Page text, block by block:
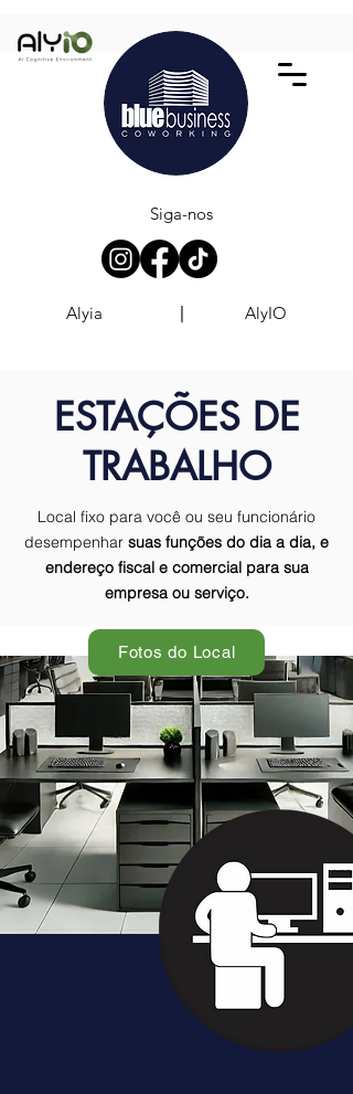
Siga-nos
Alyia AlyIO
ESTAÇÕES DE
TRABALHO
Local fixo para você ou seu funcionário
desempenhar suas funções do dia a dia, e
endereço fiscal e comercial para sua
empresa ou serviço.
Fotos do Local